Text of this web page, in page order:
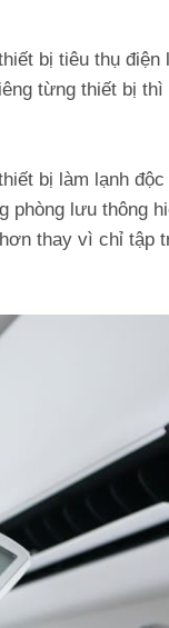
bị tiêu thụ
từng thiết bị
bị làm lạnh
phòng lưu thông
thay vì chỉ tập